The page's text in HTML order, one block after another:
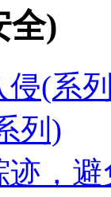
全)
侵(系
列)
，